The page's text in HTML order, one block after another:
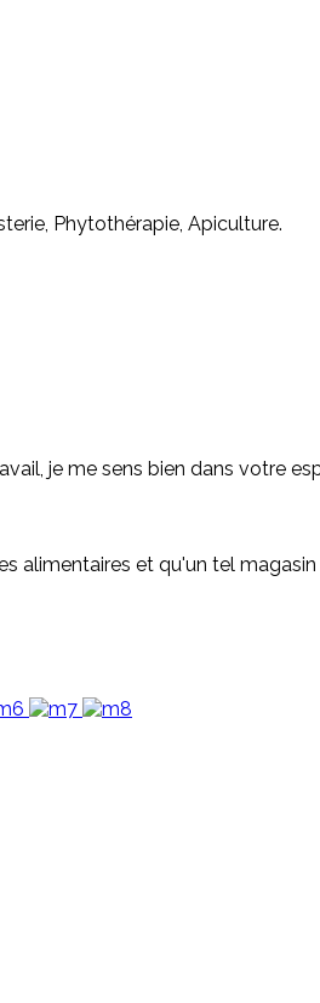
Phytothérapie, Apiculture.
je me sens bien dans votre
alimentaires et qu'un tel